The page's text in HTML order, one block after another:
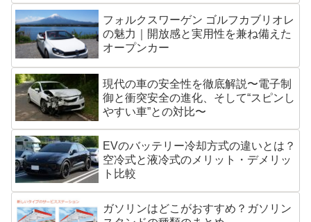
フォルクスワーゲン ゴルフカブリオレ
の魅力｜開放感と実用性を兼ね備えた
オープンカー
現代の車の安全性を徹底解説〜電子制
御と衝突安全の進化、そして“スピンし
やすい車”との対比〜
EVのバッテリー冷却方式の違いとは？
空冷式と液冷式のメリット・デメリッ
ト比較
ガソリンはどこがおすすめ？ガソリン